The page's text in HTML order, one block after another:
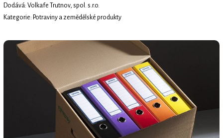
Dodává: Volkafe Trutnov, spol. s.r.o.
Kategorie: Potraviny a zemědělské produkty